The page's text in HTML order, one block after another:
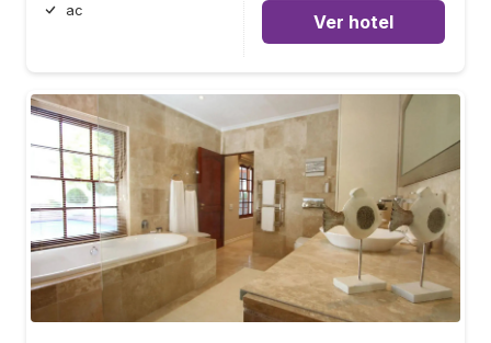
ac
Ver hotel